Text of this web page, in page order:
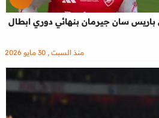
سان جيرمان بنهائي دوري ابطال
منذ السبت , 30 مايو 2026